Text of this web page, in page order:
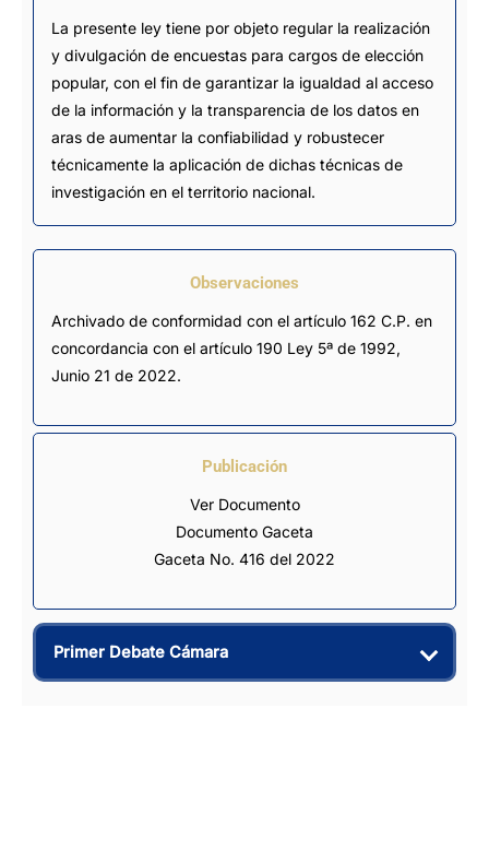
La presente ley tiene por objeto regular la realización
y divulgación de encuestas para cargos de elección
popular, con el fin de garantizar la igualdad al acceso
de la información y la transparencia de los datos en
aras de aumentar la confiabilidad y robustecer
técnicamente la aplicación de dichas técnicas de
investigación en el territorio nacional.
Observaciones
Archivado de conformidad con el artículo 162 C.P. en
concordancia con el artículo 190 Ley 5ª de 1992,
Junio 21 de 2022.
Publicación
Ver Documento
Documento Gaceta
Gaceta No. 416 del 2022
Primer Debate Cámara